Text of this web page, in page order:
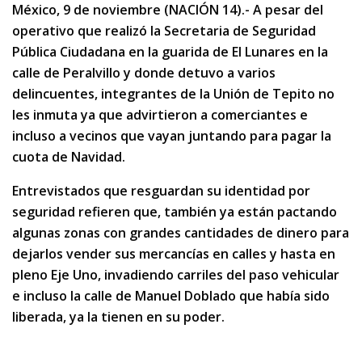
México, 9 de noviembre (NACIÓN 14).- A pesar del
operativo que realizó la Secretaria de Seguridad
Pública Ciudadana en la guarida de El Lunares en la
calle de Peralvillo y donde detuvo a varios
delincuentes, integrantes de la Unión de Tepito no
les inmuta ya que advirtieron a comerciantes e
incluso a vecinos que vayan juntando para pagar la
cuota de Navidad.
Entrevistados que resguardan su identidad por
seguridad refieren que, también ya están pactando
algunas zonas con grandes cantidades de dinero para
dejarlos vender sus mercancías en calles y hasta en
pleno Eje Uno, invadiendo carriles del paso vehicular
e incluso la calle de Manuel Doblado que había sido
liberada, ya la tienen en su poder.